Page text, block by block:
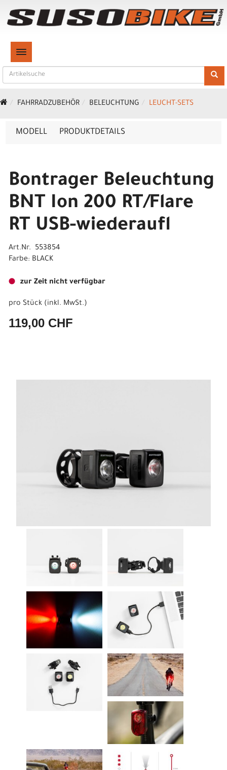
TOGGLE NAVIGATION
FAHRRADZUBEHÖR BELEUCHTUNG LEUCHT-SETS
MODELL PRODUKTDETAILS
Bontrager Beleuchtung
BNT Ion 200 RT/Flare
RT USB-wiederaufl
Art.Nr. 553854
Farbe: BLACK
zur Zeit nicht verfügbar
pro Stück (inkl. MwSt.)
119,00 CHF